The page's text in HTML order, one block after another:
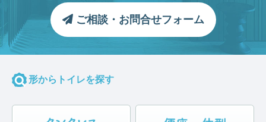
ご相談・お問合せフォーム
形からトイレを探す